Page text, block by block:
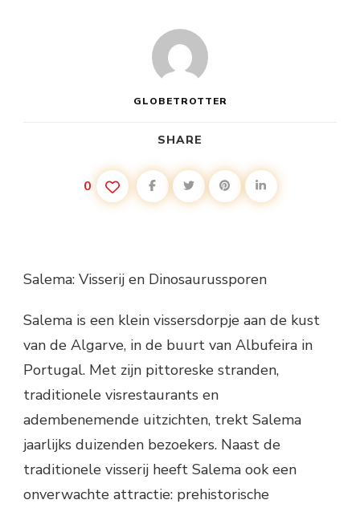
GLOBETROTTER
SHARE
0
Salema: Visserij en Dinosaurussporen
Salema is een klein vissersdorpje aan de kust
van de Algarve, in de buurt van Albufeira in
Portugal. Met zijn pittoreske stranden,
traditionele visrestaurants en
adembenemende uitzichten, trekt Salema
jaarlijks duizenden bezoekers. Naast de
traditionele visserij heeft Salema ook een
onverwachte attractie: prehistorische